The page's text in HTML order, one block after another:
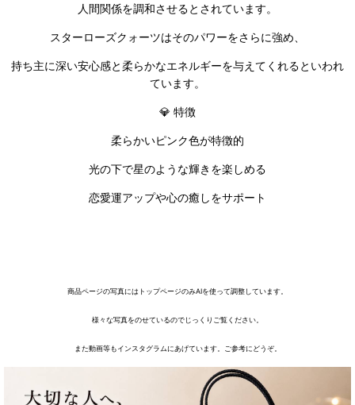
人間関係を調和させるとされています。
スターローズクォーツはそのパワーをさらに強め、
持ち主に深い安心感と柔らかなエネルギーを与えてくれるといわれ
ています。
💎 特徴
柔らかいピンク色が特徴的
光の下で星のような輝きを楽しめる
恋愛運アップや心の癒しをサポート
商品ページの写真にはトップページのみAIを使って調整しています。
様々な写真をのせているのでじっくりご覧ください。
また動画等もインスタグラムにあげています。ご参考にどうぞ。